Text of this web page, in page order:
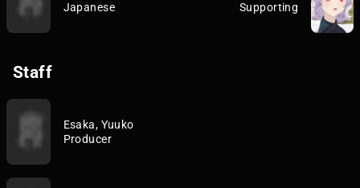
Japanese
Supporting
Staff
Esaka, Yuuko
Producer